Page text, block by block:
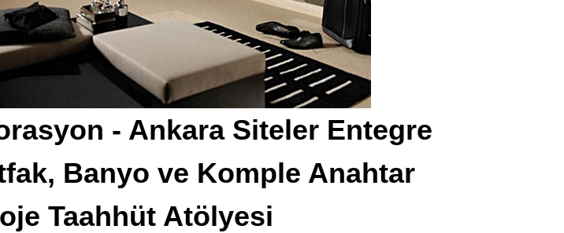
- Ankara Siteler Entegre
Banyo ve Komple Anahtar
Taahhüt Atölyesi